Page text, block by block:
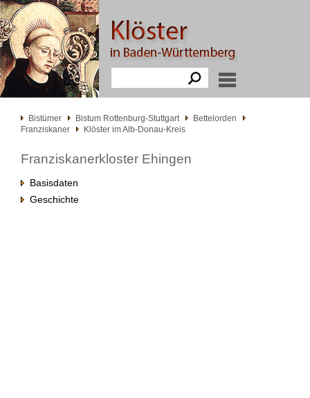
Bistümer Bistum Rottenburg-Stuttgart
Bettelorden
Franziskaner
Klöster im Alb-Donau-Kreis
Franziskanerkloster Ehingen
Basisdaten
Geschichte